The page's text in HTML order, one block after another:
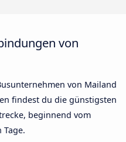
von
von Mailand
findest du die günstigsten
beginnend vom